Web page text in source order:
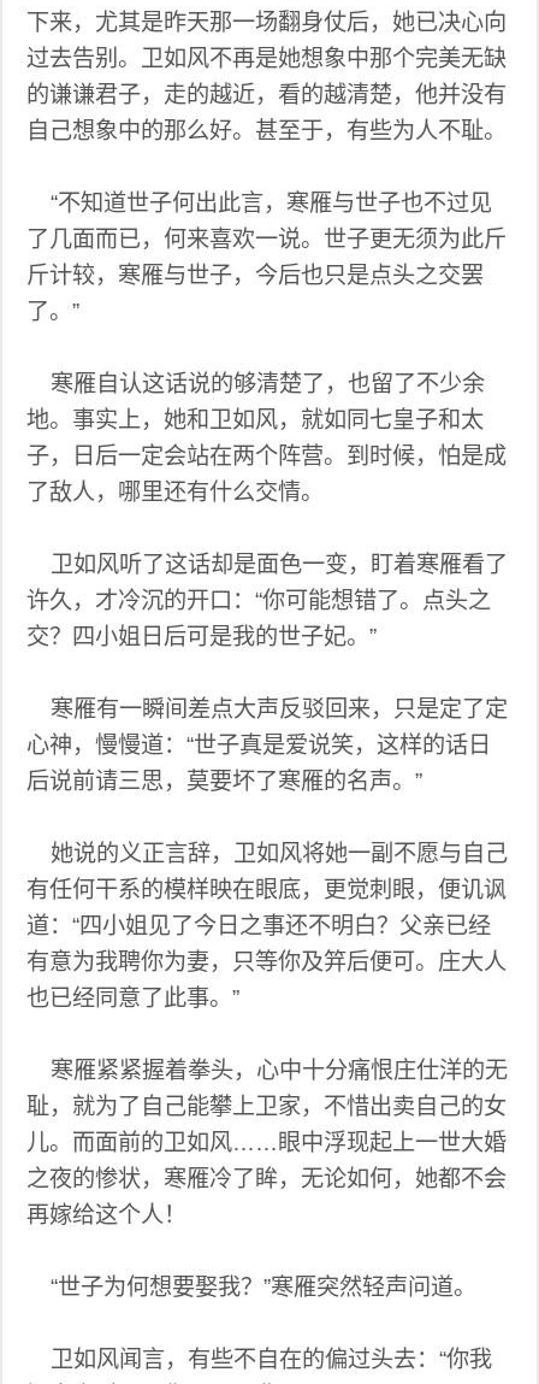
下来，尤其是昨天那一场翻身仗后，她已决心向
过去告别。卫如风不再是她想象中那个完美无缺
的谦谦君子，走的越近，看的越清楚，他并没有
自己想象中的那么好。甚至于，有些为人不耻。
“不知道世子何出此言，寒雁与世子也不过见
了几面而已，何来喜欢一说。世子更无须为此斤
斤计较，寒雁与世子，今后也只是点头之交罢
了。”
寒雁自认这话说的够清楚了，也留了不少余
地。事实上，她和卫如风，就如同七皇子和太
子，日后一定会站在两个阵营。到时候，怕是成
了敌人，哪里还有什么交情。
卫如风听了这话却是面色一变，盯着寒雁看了
许久，才冷沉的开口：“你可能想错了。点头之
交？四小姐日后可是我的世子妃。”
寒雁有一瞬间差点大声反驳回来，只是定了定
心神，慢慢道：“世子真是爱说笑，这样的话日
后说前请三思，莫要坏了寒雁的名声。”
她说的义正言辞，卫如风将她一副不愿与自己
有任何干系的模样映在眼底，更觉刺眼，便讥讽
道：“四小姐见了今日之事还不明白？父亲已经
有意为我聘你为妻，只等你及笄后便可。庄大人
也已经同意了此事。”
寒雁紧紧握着拳头，心中十分痛恨庄仕洋的无
耻，就为了自己能攀上卫家，不惜出卖自己的女
儿。而面前的卫如风……眼中浮现起上一世大婚
之夜的惨状，寒雁冷了眸，无论如何，她都不会
再嫁给这个人！
“世子为何想要娶我？”寒雁突然轻声问道。
卫如风闻言，有些不自在的偏过头去：“你我